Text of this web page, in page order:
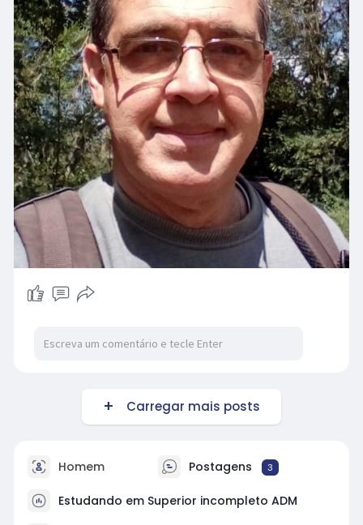
Carregar mais posts
Homem Postagens 3
Estudando em Superior incompleto ADM